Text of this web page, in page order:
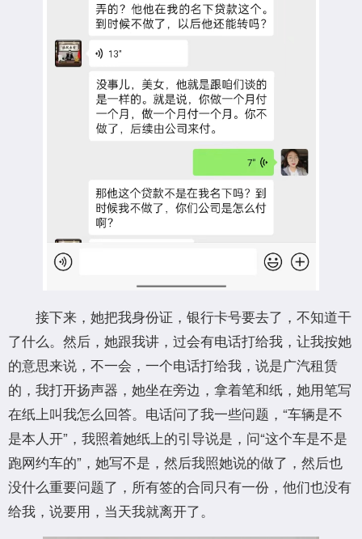
接下来，她把我身份证，银行卡号要去了，不知道干
了什么。然后，她跟我讲，过会有电话打给我，让我按她
的意思来说，不一会，一个电话打给我，说是广汽租赁
的，我打开扬声器，她坐在旁边，拿着笔和纸，她用笔写
在纸上叫我怎么回答。电话问了我一些问题，“车辆是不
是本人开”，我照着她纸上的引导说是，问“这个车是不是
跑网约车的”，她写不是，然后我照她说的做了，然后也
没什么重要问题了，所有签的合同只有一份，他们也没有
给我，说要用，当天我就离开了。